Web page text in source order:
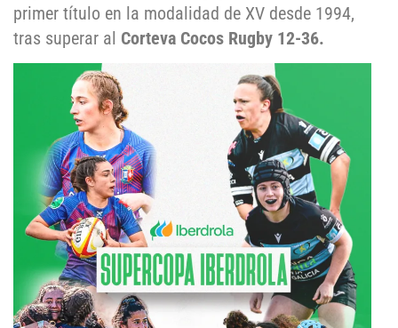
primer título en la modalidad de XV desde 1994,
tras superar al Corteva Cocos Rugby 12-36.